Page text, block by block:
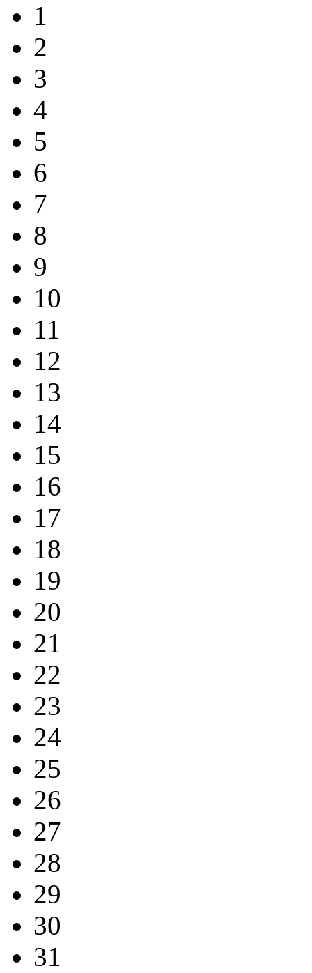
1
2
3
4
5
6
7
8
9
10
11
12
13
14
15
16
17
18
19
20
21
22
23
24
25
26
27
28
29
30
31